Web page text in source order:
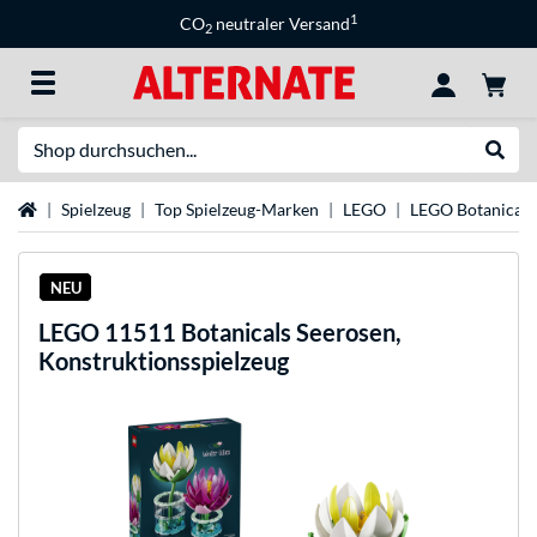
CO2 neutraler Versand1
StartseiteSpielzeug Top Spielzeug-Marken LEGO LEGO Botanicals
NEU
LEGO 11511 Botanicals Seerosen,
Konstruktionsspielzeug